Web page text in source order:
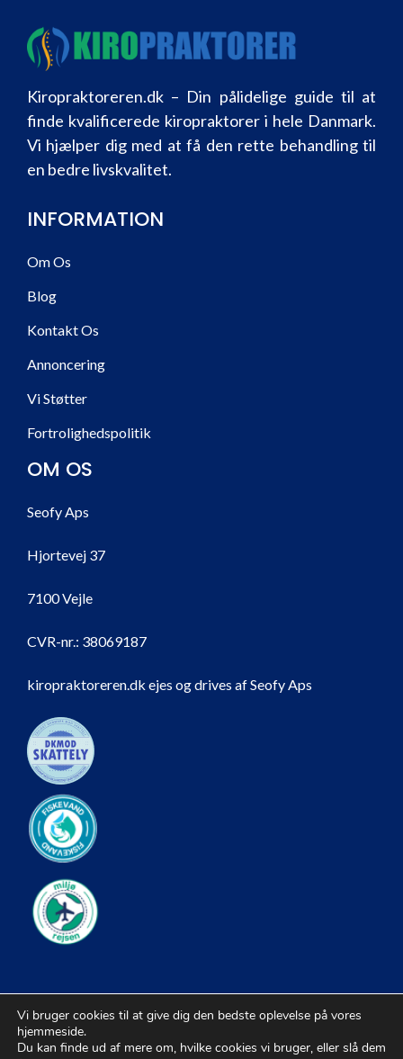
Kiropraktoreren.dk – Din pålidelige guide til at
finde kvalificerede kiropraktorer i hele Danmark.
Vi hjælper dig med at få den rette behandling til
en bedre livskvalitet.
INFORMATION
Om Os
Blog
Kontakt Os
Annoncering
Vi Støtter
Fortrolighedspolitik
OM OS
Seofy Aps
Hjortevej 37
7100 Vejle
CVR-nr.: 38069187
kiropraktoreren.dk ejes og drives af Seofy Aps
Vi bruger cookies til at give dig den bedste oplevelse på vores
hjemmeside.
Du kan finde ud af mere om, hvilke cookies vi bruger, eller slå dem